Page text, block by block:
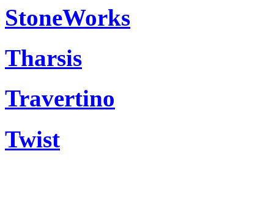
StoneWorks
Tharsis
Travertino
Twist